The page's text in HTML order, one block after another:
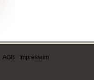
AGB Impressum